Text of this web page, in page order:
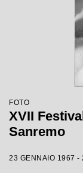
FOTO
XVII
Sanremo
23 GENNAIO 1967 -